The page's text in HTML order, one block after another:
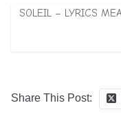
SOLEIL – LYRICS
Share This Post: